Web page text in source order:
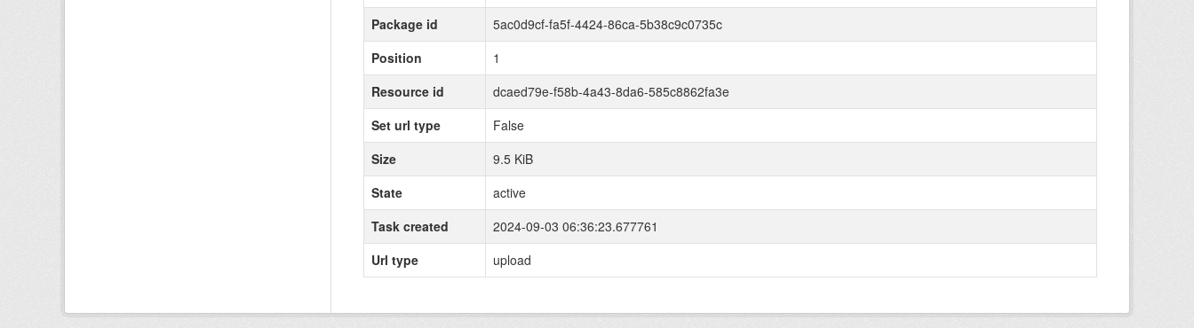
Package id
5ac0d9cf-fa5f-4424-86ca-5b38c9c0735c
Position
1
Resource id
dcaed79e-f58b-4a43-8da6-585c8862fa3e
Set url type
False
Size
9.5 KiB
State
active
Task created
2024-09-03 06:36:23.677761
Url type
upload